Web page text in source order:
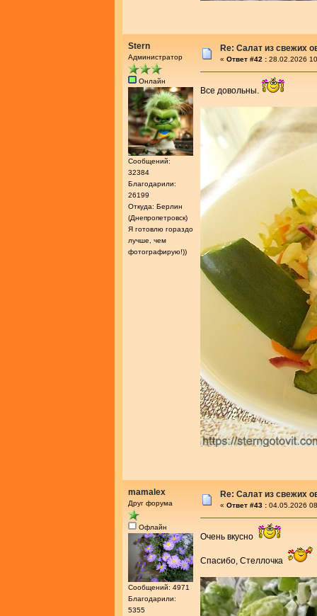
Stern
Администратор
Онлайн
Сообщений:
32384
Благодарили:
26199
Откуда: Берлин
(Днепропетровск)
Я готовлю гораздо
лучше, чем
фотографирую!))
Re: Салат из свежих
« Ответ #42 : 28.02.2026
Все довольны.
mamalex
Друг форума
Офлайн
Сообщений: 4971
Благодарили:
5355
Re: Салат из свежих
« Ответ #43 : 04.05.2026
Очень вкусно
Спасибо, Стеллочка